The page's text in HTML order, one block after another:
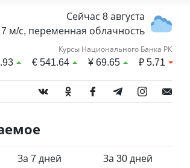
Сейчас 8 августа
7 м/с, переменная облачность
Курсы Национального Банка РК
€541.64 ¥69.65 ₽5.71
За 7 дней За 30 дней